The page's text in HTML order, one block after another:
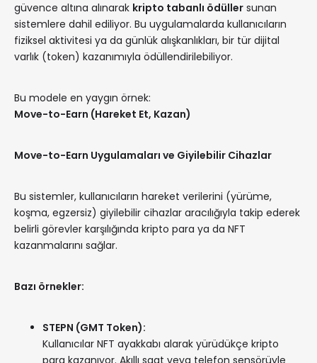
güvence altına alınarak kripto tabanlı ödüller sunan
sistemlere dahil ediliyor. Bu uygulamalarda kullanıcıların
fiziksel aktivitesi ya da günlük alışkanlıkları, bir tür dijital
varlık (token) kazanımıyla ödüllendirilebiliyor.
Bu modele en yaygın örnek:
Move-to-Earn (Hareket Et, Kazan)
Move-to-Earn Uygulamaları ve Giyilebilir Cihazlar
Bu sistemler, kullanıcıların hareket verilerini (yürüme,
koşma, egzersiz) giyilebilir cihazlar aracılığıyla takip ederek
belirli görevler karşılığında kripto para ya da NFT
kazanmalarını sağlar.
Bazı örnekler:
STEPN (GMT Token):
Kullanıcılar NFT ayakkabı alarak yürüdükçe kripto
para kazanıyor. Akıllı saat veya telefon sensörüyle